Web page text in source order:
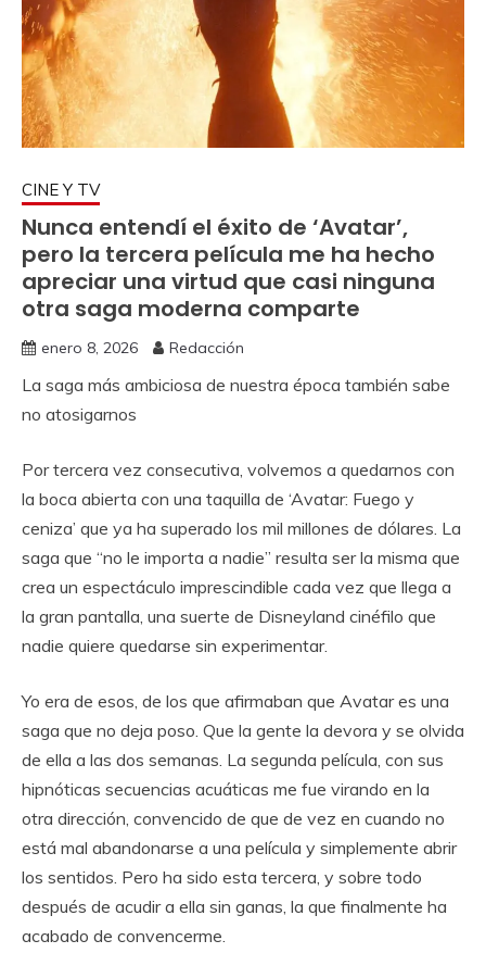
CINE Y TV
Nunca entendí el éxito de ‘Avatar’,
pero la tercera película me ha hecho
apreciar una virtud que casi ninguna
otra saga moderna comparte
enero 8, 2026 Redacción
La saga más ambiciosa de nuestra época también sabe
no atosigarnos
Por tercera vez consecutiva, volvemos a quedarnos con
la boca abierta con una taquilla de ‘Avatar: Fuego y
ceniza’ que ya ha superado los mil millones de dólares. La
saga que “no le importa a nadie” resulta ser la misma que
crea un espectáculo imprescindible cada vez que llega a
la gran pantalla, una suerte de Disneyland cinéfilo que
nadie quiere quedarse sin experimentar.
Yo era de esos, de los que afirmaban que Avatar es una
saga que no deja poso. Que la gente la devora y se olvida
de ella a las dos semanas. La segunda película, con sus
hipnóticas secuencias acuáticas me fue virando en la
otra dirección, convencido de que de vez en cuando no
está mal abandonarse a una película y simplemente abrir
los sentidos. Pero ha sido esta tercera, y sobre todo
después de acudir a ella sin ganas, la que finalmente ha
acabado de convencerme.